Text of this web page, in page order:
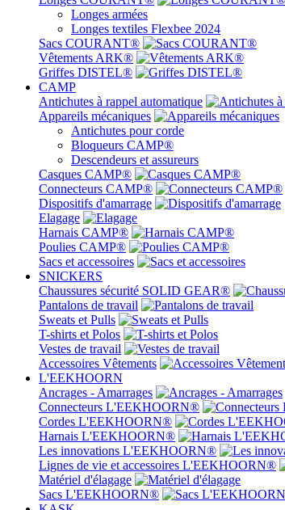
Longes armées
Longes textiles Flexbee 2024
Sacs COURANT®
Vêtements ARK®
Griffes DISTEL®
CAMP
Antichutes à rappel automatique
Appareils mécaniques
Antichutes pour corde
Bloqueurs CAMP®
Descendeurs et assureurs
Casques CAMP®
Connecteurs CAMP®
Dispositifs d'amarrage
Elagage
Harnais CAMP®
Poulies CAMP®
Sacs et accessoires
SNICKERS
Chaussures sécurité SOLID GEAR®
Pantalons de travail
Sweats et Pulls
T-shirts et Polos
Vestes de travail
Accessoires Vêtements
L'EEKHOORN
Ancrages - Amarrages
Connecteurs L'EEKHOORN®
Cordes L'EEKHOORN®
Harnais L'EEKHOORN®
Les innovations L'EEKHOORN®
Lignes de vie et accessoires L'EEKHOORN®
Matériel d'élagage
Sacs L'EEKHOORN®